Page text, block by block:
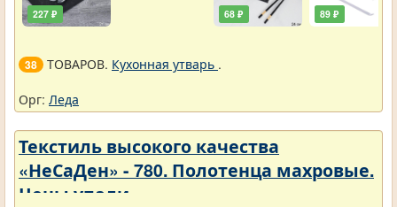
227 ₽ 68 ₽ 89 ₽
38 ТОВАРОВ. Кухонная утварь .
Орг: Леда
Текстиль высокого качества
«НеСаДен» - 780. Полотенца махровые.
Цены упали